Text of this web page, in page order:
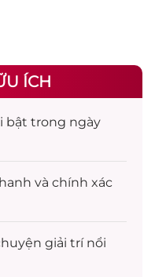
ÍCH
bật trong ngày
và chính xác
giải trínổi